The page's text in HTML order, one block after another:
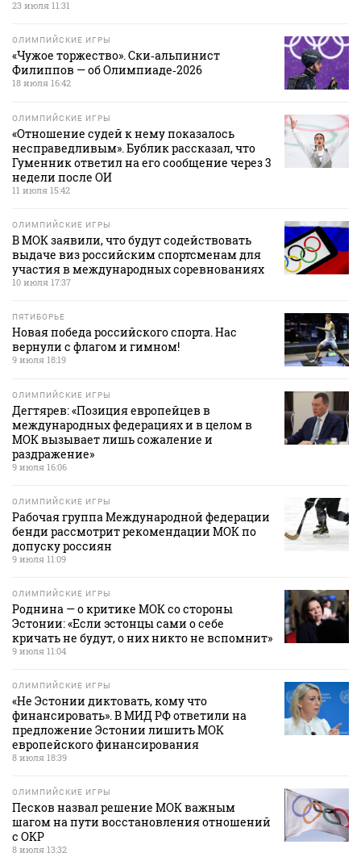
23 июля 11:31
ОЛИМПИЙСКИЕ ИГРЫ
«Чужое торжество». Ски‑альпинист
Филиппов — об Олимпиаде‑2026
18 июля 16:42
ОЛИМПИЙСКИЕ ИГРЫ
«Отношение судей к нему показалось
несправедливым». Бублик рассказал, что
Гуменник ответил на его сообщение через 3
недели после ОИ
11 июля 15:42
ОЛИМПИЙСКИЕ ИГРЫ
В МОК заявили, что будут содействовать
выдаче виз российским спортсменам для
участия в международных соревнованиях
10 июля 17:37
ПЯТИБОРЬЕ
Новая победа российского спорта. Нас
вернули с флагом и гимном!
9 июля 18:19
ОЛИМПИЙСКИЕ ИГРЫ
Дегтярев: «Позиция европейцев в
международных федерациях и в целом в
МОК вызывает лишь сожаление и
раздражение»
9 июля 16:06
ОЛИМПИЙСКИЕ ИГРЫ
Рабочая группа Международной федерации
бенди рассмотрит рекомендации МОК по
допуску россиян
9 июля 11:09
ОЛИМПИЙСКИЕ ИГРЫ
Роднина — о критике МОК со стороны
Эстонии: «Если эстонцы сами о себе
кричать не будут, о них никто не вспомнит»
9 июля 11:04
ОЛИМПИЙСКИЕ ИГРЫ
«Не Эстонии диктовать, кому что
финансировать». В МИД РФ ответили на
предложение Эстонии лишить МОК
европейского финансирования
8 июля 18:39
ОЛИМПИЙСКИЕ ИГРЫ
Песков назвал решение МОК важным
шагом на пути восстановления отношений
с ОКР
8 июля 13:32